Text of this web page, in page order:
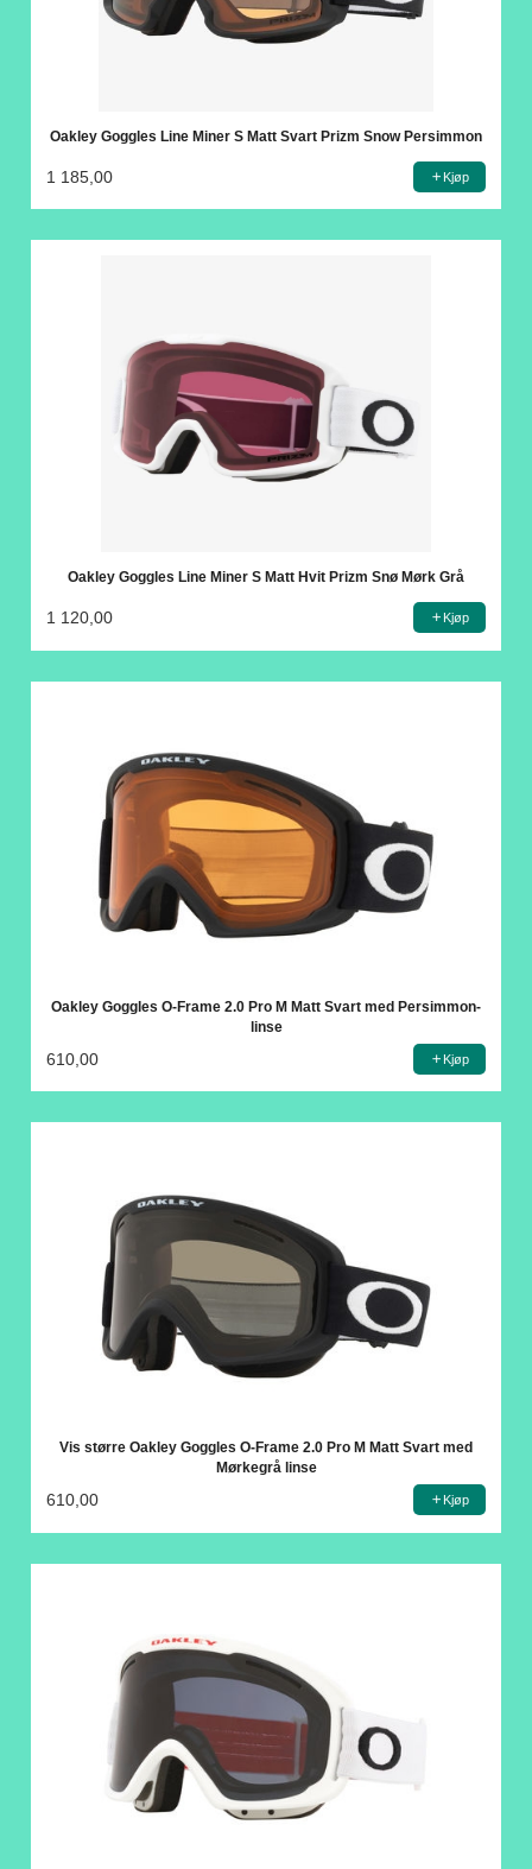
Oakley Goggles Line Miner S Matt Svart Prizm Snow Persimmon
1 185,00 Kjøp
Oakley Goggles Line Miner S Matt Hvit Prizm Snø Mørk Grå
1 120,00 Kjøp
Oakley Goggles O-Frame 2.0 Pro M Matt Svart med Persimmon-
linse
610,00 Kjøp
Vis større Oakley Goggles O-Frame 2.0 Pro M Matt Svart med
Mørkegrå linse
610,00 Kjøp